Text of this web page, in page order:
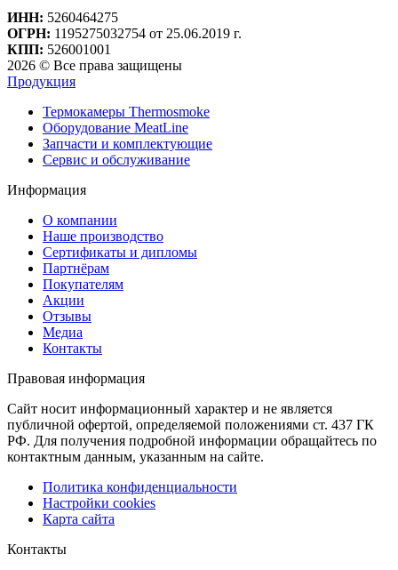
ИНН: 5260464275
ОГРН: 1195275032754 от 25.06.2019 г.
КПП: 526001001
2026 © Все права защищены
Продукция
Термокамеры Thermosmoke
Оборудование MeatLine
Запчасти и комплектующие
Сервис и обслуживание
Информация
О компании
Наше производство
Сертификаты и дипломы
Партнёрам
Покупателям
Акции
Отзывы
Медиа
Контакты
Правовая информация
Сайт носит информационный характер и не является
публичной офертой, определяемой положениями ст. 437 ГК
РФ. Для получения подробной информации обращайтесь по
контактным данным, указанным на сайте.
Политика конфиденциальности
Настройки cookies
Карта сайта
Контакты